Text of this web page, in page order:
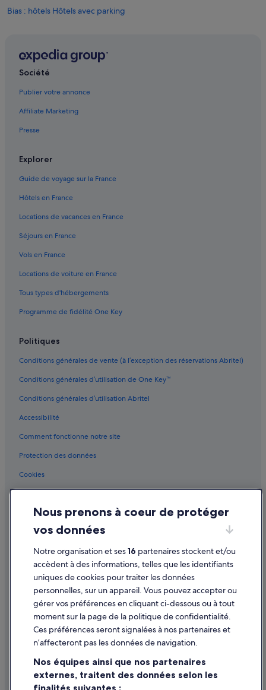
Bias : hôtels Hôtels avec parking
Boudy-De-Beauregard : hôtels Hôtels pas chers
Cancon : hôtels Hôtels acceptant les animaux de compagnie
Cancon : hôtels Hôtels avec parking
Casseneuil : Complexes hôteliers
Castella : Maison d’hôtes
Castelmoron-Sur-Lot : hôtels Hôtels pas chers
Castelmoron-Sur-Lot : hôtels
Centre historique de Pujols : hôtels à proximité
Cours : hôtels
Dolmayrac : Appart’hôtels
Dolmayrac : hôtels Hôtels pas chers
Fongrave : hôtels
Foulayronnes : hôtels Hôtels pas chers
Foulayronnes : hôtels
Garonne : hôtels Hôtels de luxe
Hautefage-La-Tour : hôtels Hôtels pas chers
Hautefage-La-Tour : hôtels
La Croix-Blanche : hôtels Hôtels pas chers
La Croix-Blanche : hôtels
La Sauvetat-sur-Lède : Maisons de ville
Lacaussade : hôtels
Laparade : hôtels Hôtels pas chers
Laroque-Timbaut : hôtels
Laugnac : hôtels
Le Temple-sur-Lot : hôtels
Lédat : hôtels
Société
Publier votre annonce
Affiliate Marketing
Presse
Explorer
Guide de voyage sur la France
Hôtels en France
Locations de vacances en France
Séjours en France
Vols en France
Locations de voiture en France
Tous types d'hébergements
Programme de fidélité One Key
Politiques
Conditions générales de vente (à l’exception des réservations Abritel)
Conditions générales d’utilisation de One Key™
Conditions générales d’utilisation Abritel
Accessibilité
Comment fonctionne notre site
Protection des données
Cookies
Mentions légales / Nous contacter
Directives de contenu et signalement de contenus
Aide
Assistance
Annuler votre vol
Annuler une réservation d'hôtel ou de location de vacances
Délais de remboursement
Utiliser un bon de réduction Expedia
Documents de voyage internationaux
Nous prenons à coeur de protéger
vos données
Notre organisation et ses16 partenaires stockent et/ou
accèdent à des informations, telles que les identifiants
uniques de cookies pour traiter les données
personnelles, sur un appareil. Vous pouvez accepter ou
gérer vos préférences en cliquant ci-dessous ou à tout
moment sur la page de la politique de confidentialité.
Ces préférences seront signalées à nos partenaires et
n’affecteront pas les données de navigation.
Nos équipes ainsi que nos partenaires
externes, traitent des données selon les
finalités suivantes :